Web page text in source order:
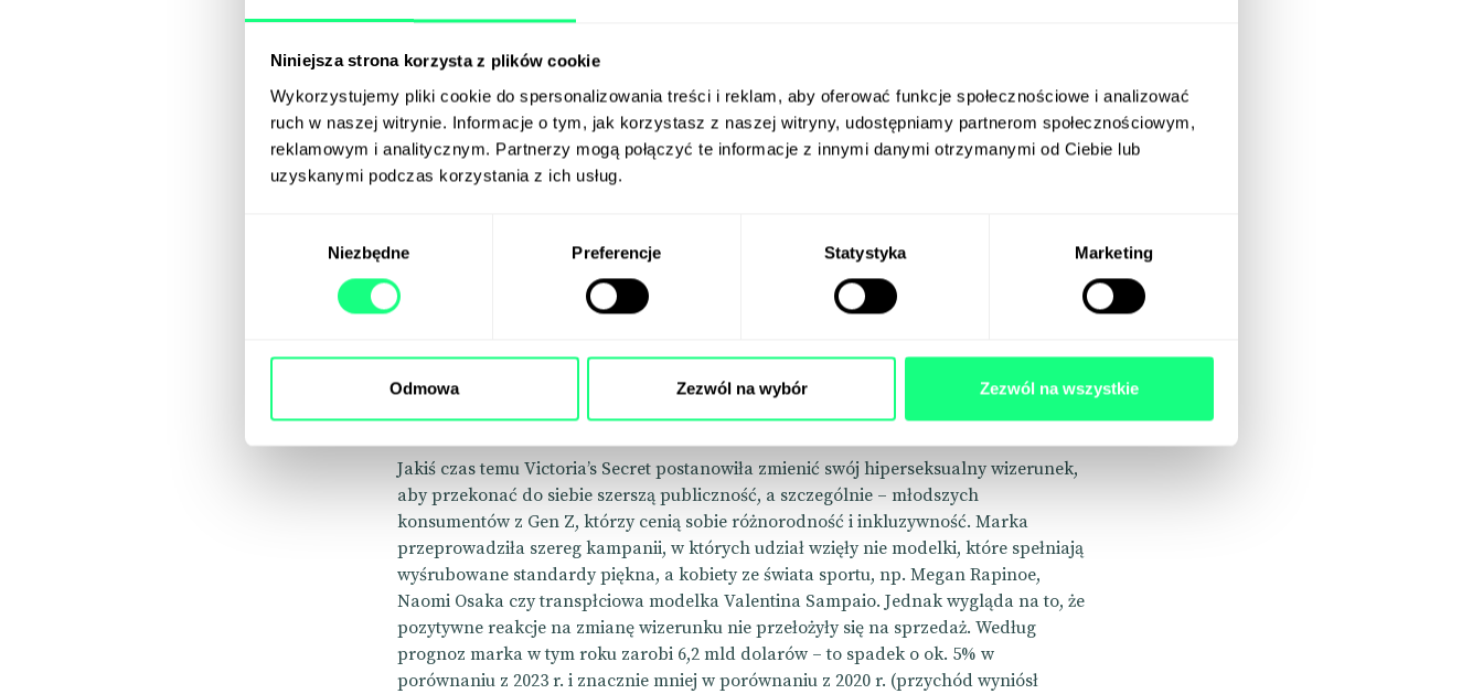
Niniejsza strona korzysta z plików cookie
Wykorzystujemy pliki cookie do spersonalizowania treści i reklam, aby oferować funkcje społecznościowe i analizować
ruch w naszej witrynie. Informacje o tym, jak korzystasz z naszej witryny, udostępniamy partnerom społecznościowym,
reklamowym i analitycznym. Partnerzy mogą połączyć te informacje z innymi danymi otrzymanymi od Ciebie lub
uzyskanymi podczas korzystania z ich usług.
Niezbędne Preferencje Statystyka Marketing
Odmowa Zezwól na wybór Zezwól na wszystkie
Shorty
Weekly Tool
O czym pisać na LinkedIn? Wiedza z bloga
Victoria’s Secret i problemy z
wizerunkiem
Jakiś czas temu Victoria’s Secret postanowiła zmienić swój hiperseksualny wizerunek,
aby przekonać do siebie szerszą publiczność, a szczególnie – młodszych
konsumentów z Gen Z, którzy cenią sobie różnorodność i inkluzywność. Marka
przeprowadziła szereg kampanii, w których udział wzięły nie modelki, które spełniają
wyśrubowane standardy piękna, a kobiety ze świata sportu, np. Megan Rapinoe,
Naomi Osaka czy transpłciowa modelka Valentina Sampaio. Jednak wygląda na to, że
pozytywne reakcje na zmianę wizerunku nie przełożyły się na sprzedaż. Według
prognoz marka w tym roku zarobi 6,2 mld dolarów – to spadek o ok. 5% w
porównaniu z 2023 r. i znacznie mniej w porównaniu z 2020 r. (przychód wyniósł